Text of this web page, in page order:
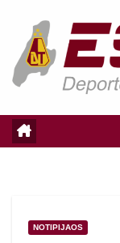
contenido
NOTIPIJAOS